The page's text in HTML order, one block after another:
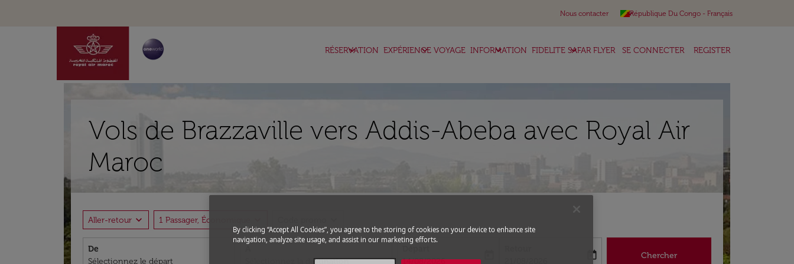
Nous contacter République Du Congo - Français
keyboard_arrow_down
RÉSERVATION
keyboard_arrow_down EXPÉRIENCE VOYAGE
keyboard_arrow_down INFORMATION
keyboard_arrow_down FIDELITE SAFAR FLYER
keyboard_arrow_down SE CONNECTER REGISTER
Vols de Brazzaville vers Addis-Abeba avec Royal Air
Maroc
Aller-retour expand_more 1 Passager, Économique
De
fc-booking-departure-date-aria-label
14/08/2026
fc-booking-return-date-aria-label
today Chercher
By clicking “Accept All Cookies”, you agree to the storing of cookies on your device to enhance site
navigation, analyze site usage, and assist in our marketing efforts.